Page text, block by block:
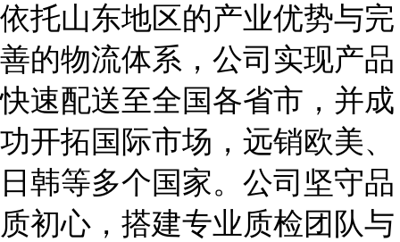
依托山东地区的产业优势与完
善的物流体系，公司实现产品
快速配送至全国各省市，并成
功开拓国际市场，远销欧美、
日韩等多个国家。公司坚守品
质初心，搭建专业质检团队与